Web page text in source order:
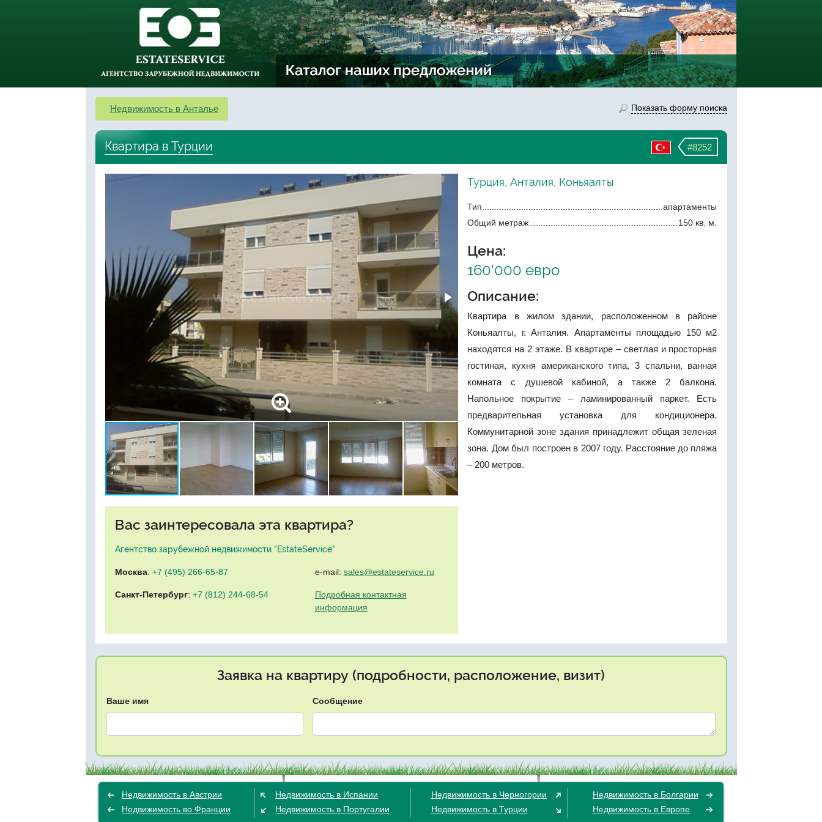
Недвижимость в Анталье Показать форму поиска
#8252
Квартира в Турции
Вас заинтересовала эта квартира?
Агентство зарубежной недвижимости "EstateService"
Москва: +7 (495) 266-65-87
Санкт-Петербург: +7 (812) 244-68-54
e-mail: sales@estateservice.ru
Подробная контактная
информация
Турция, Анталия, Коньяалты
Тип
апартаменты
Общий метраж
150 кв. м.
Цена:
160'000 евро
Описание:
Квартира в жилом здании, расположенном в районе
Коньяалты, г. Анталия. Апартаменты площадью 150 м2
находятся на 2 этаже. В квартире – светлая и просторная
гостиная, кухня американского типа, 3 спальни, ванная
комната с душевой кабиной, а также 2 балкона.
Напольное покрытие – ламинированный паркет. Есть
предварительная установка для кондиционера.
Коммунитарной зоне здания принадлежит общая зеленая
зона. Дом был построен в 2007 году. Расстояние до пляжа
– 200 метров.
Заявка на квартиру (подробности, расположение, визит)
Ваше имя Сообщение
Недвижимость в Австрии
Недвижимость во Франции
Недвижимость в Испании
Недвижимость в Португалии
Недвижимость в Черногории
Недвижимость в Турции
Недвижимость в Болгарии
Недвижимость в Европе